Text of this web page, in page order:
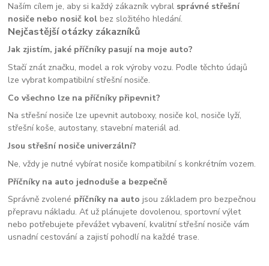
Naším cílem je, aby si každý zákazník vybral správné střešní
nosiče nebo nosič kol bez složitého hledání.
Nejčastější otázky zákazníků
Jak zjistím, jaké příčníky pasují na moje auto?
Stačí znát značku, model a rok výroby vozu. Podle těchto údajů
lze vybrat kompatibilní střešní nosiče.
Co všechno lze na příčníky připevnit?
Na střešní nosiče lze upevnit autoboxy, nosiče kol, nosiče lyží,
střešní koše, autostany, stavební materiál ad.
Jsou střešní nosiče univerzální?
Ne, vždy je nutné vybírat nosiče kompatibilní s konkrétním vozem.
Příčníky na auto jednoduše a bezpečně
Správně zvolené příčníky na auto jsou základem pro bezpečnou
přepravu nákladu. Ať už plánujete dovolenou, sportovní výlet
nebo potřebujete převážet vybavení, kvalitní střešní nosiče vám
usnadní cestování a zajistí pohodlí na každé trase.